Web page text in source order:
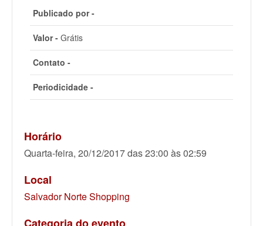
Publicado por -
Valor - Grátis
Contato -
Periodicidade -
Horário
Quarta-feira, 20/12/2017 das 23:00 às 02:59
Local
Salvador Norte Shopping